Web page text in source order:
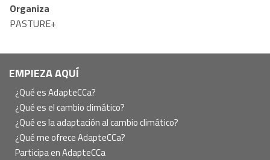
Organiza
PASTURE+
Navegación
principal
EMPIEZA AQUÍ
¿Qué es AdapteCCa?
¿Qué es el cambio climático?
¿Qué es la adaptación al cambio climático?
¿Qué me ofrece AdapteCCa?
Participa en AdapteCCa